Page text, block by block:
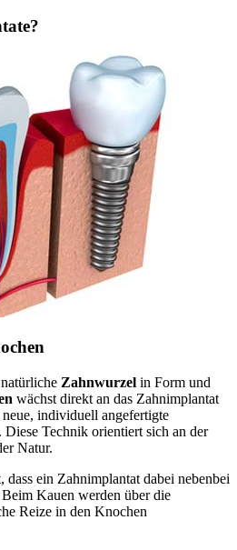
Zahnwurzel in Form und
wächst direkt an das Zahnimplantat
individuell angefertigte
Technik orientiert sich an der
Natur.
ein Zahnimplantat dabei nebenbei
Kauen werden über die
Reize in den Knochen